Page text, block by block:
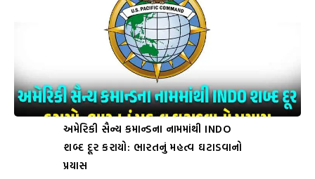
અમેરિકી સૈન્ય કમાન્ડના નામમાંથી INDO
શબ્દ દૂર કરાયો: ભારતનું મહત્વ ઘટાડવાનો
પ્રયાસ